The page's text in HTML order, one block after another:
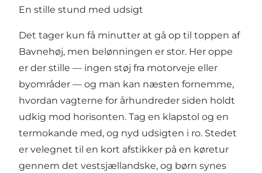
En stille stund med udsigt
Det tager kun få minutter at gå op til toppen af
Bavnehøj, men belønningen er stor. Her oppe
er der stille — ingen støj fra motorveje eller
byområder — og man kan næsten fornemme,
hvordan vagterne for århundreder siden holdt
udkig mod horisonten. Tag en klapstol og en
termokande med, og nyd udsigten i ro. Stedet
er velegnet til en kort afstikker på en køretur
gennem det vestsjællandske, og børn synes